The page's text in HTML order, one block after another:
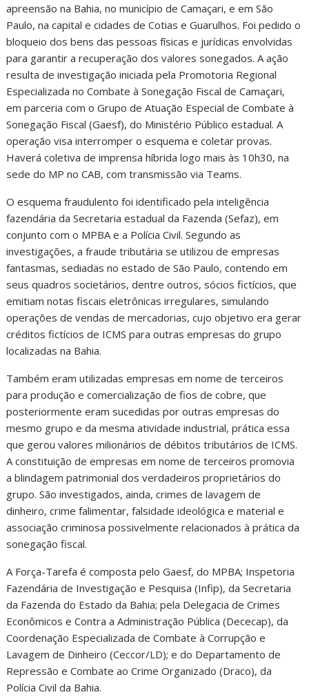
apreensão na Bahia, no município de Camaçari, e em São
Paulo, na capital e cidades de Cotias e Guarulhos. Foi pedido o
bloqueio dos bens das pessoas físicas e jurídicas envolvidas
para garantir a recuperação dos valores sonegados. A ação
resulta de investigação iniciada pela Promotoria Regional
Especializada no Combate à Sonegação Fiscal de Camaçari,
em parceria com o Grupo de Atuação Especial de Combate à
Sonegação Fiscal (Gaesf), do Ministério Público estadual. A
operação visa interromper o esquema e coletar provas.
Haverá coletiva de imprensa híbrida logo mais às 10h30, na
sede do MP no CAB, com transmissão via Teams.
O esquema fraudulento foi identificado pela inteligência
fazendária da Secretaria estadual da Fazenda (Sefaz), em
conjunto com o MPBA e a Polícia Civil. Segundo as
investigações, a fraude tributária se utilizou de empresas
fantasmas, sediadas no estado de São Paulo, contendo em
seus quadros societários, dentre outros, sócios fictícios, que
emitiam notas fiscais eletrônicas irregulares, simulando
operações de vendas de mercadorias, cujo objetivo era gerar
créditos fictícios de ICMS para outras empresas do grupo
localizadas na Bahia.
Também eram utilizadas empresas em nome de terceiros
para produção e comercialização de fios de cobre, que
posteriormente eram sucedidas por outras empresas do
mesmo grupo e da mesma atividade industrial, prática essa
que gerou valores milionários de débitos tributários de ICMS.
A constituição de empresas em nome de terceiros promovia
a blindagem patrimonial dos verdadeiros proprietários do
grupo. São investigados, ainda, crimes de lavagem de
dinheiro, crime falimentar, falsidade ideológica e material e
associação criminosa possivelmente relacionados à prática da
sonegação fiscal.
A Força-Tarefa é composta pelo Gaesf, do MPBA; Inspetoria
Fazendária de Investigação e Pesquisa (Infip), da Secretaria
da Fazenda do Estado da Bahia; pela Delegacia de Crimes
Econômicos e Contra a Administração Pública (Dececap), da
Coordenação Especializada de Combate à Corrupção e
Lavagem de Dinheiro (Ceccor/LD); e do Departamento de
Repressão e Combate ao Crime Organizado (Draco), da
Polícia Civil da Bahia.